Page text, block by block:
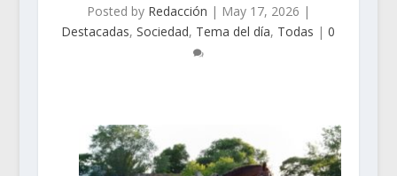
Posted by Redacción | May 17, 2026 |
Destacadas,Sociedad, Tema del día, Todas |0